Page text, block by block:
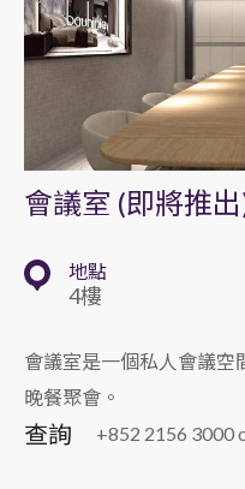
會議室 (即將推
地點
4樓
會議室是一個私人會議空
晚餐聚會。
查詢 +852 2156 3000